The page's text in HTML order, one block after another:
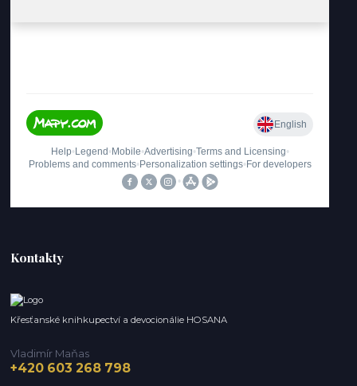
Kontakty
Křesťanské knihkupectví a devocionálie HOSANA
Vladimír Maňas
+420 603 268 798